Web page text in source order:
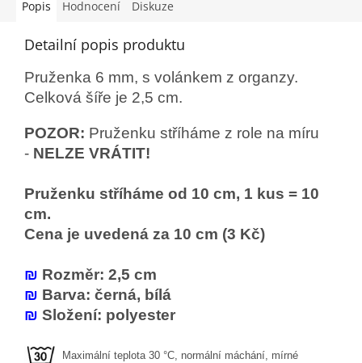
Popis Hodnocení Diskuze
Detailní popis produktu
Pruženka 6 mm, s volánkem z organzy.
Celková šíře je 2,5 cm.
POZOR: Pruženku stříháme z role na míru
- NELZE VRÁTIT!
Pruženku stříháme od 10 cm, 1 kus = 10
cm.
Cena je uvedená za 10 cm (3 Kč)
₪ Rozměr: 2,5 cm
₪ Barva: černá, bílá
₪ Složení: polyester
Maximální teplota 30 °C, normální máchání, mírné